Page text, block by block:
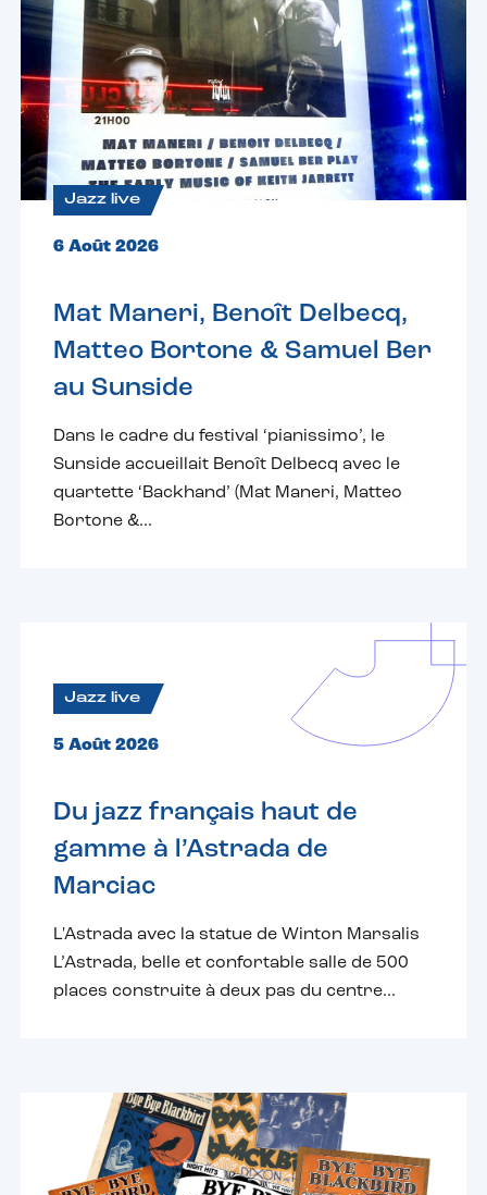
Jazz live
6 Août 2026
Mat Maneri, Benoît Delbecq,
Matteo Bortone & Samuel Ber
au Sunside
Dans le cadre du festival ‘pianissimo’, le
Sunside accueillait Benoît Delbecq avec le
quartette ‘Backhand’ (Mat Maneri, Matteo
Bortone &...
Jazz live
5 Août 2026
Du jazz français haut de
gamme à l’Astrada de
Marciac
L'Astrada avec la statue de Winton Marsalis
L’Astrada, belle et confortable salle de 500
places construite à deux pas du centre...